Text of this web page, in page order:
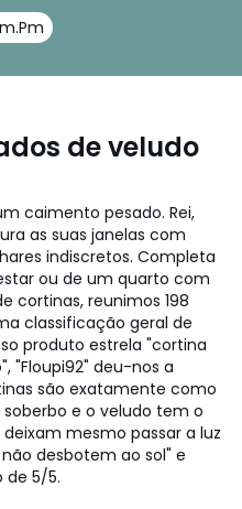
de veludo
caimento pesado. Rei,
as suas janelas com
indiscretos. Completa
ou de um quarto com
cortinas, reunimos 198
classificação geral de
produto estrela "cortina
"Floupi92" deu-nos a
são exatamente como
e o veludo tem o
mesmo passar a luz
desbotem ao sol" e
de 5/5.